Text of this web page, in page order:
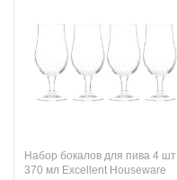
Набор бокалов для пива 4 шт
370 мл Excellent Houseware